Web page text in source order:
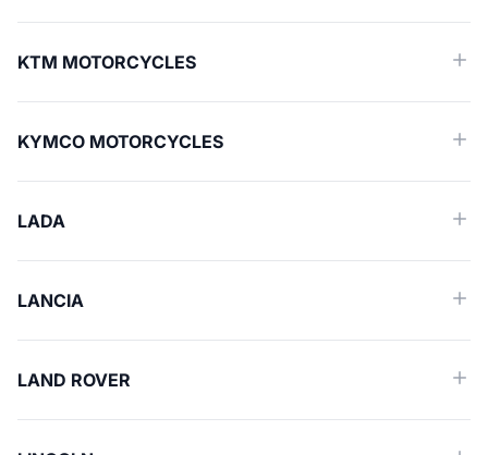
KTM MOTORCYCLES
KYMCO MOTORCYCLES
LADA
LANCIA
LAND ROVER